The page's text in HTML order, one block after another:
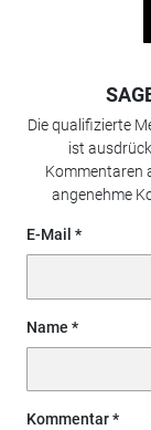
Die qualifizierte
ist
Kommentaren
angenehme
E-Mail
Name
Kommentar